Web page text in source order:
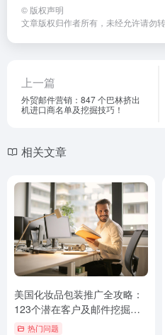
© 版权声明
文章版权归作者所有，未经允许请勿转
上一篇
外贸邮件营销：847 个巴林挤出
机进口商名单及挖掘技巧！
相关文章
美国化妆品包装推广全攻略：
123个潜在客户及邮件挖掘技
巧！热门问题